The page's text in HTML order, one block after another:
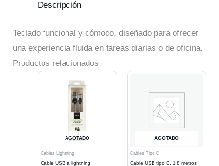
Descripción
Teclado funcional y cómodo, diseñado para ofrecer
una experiencia fluida en tareas diarias o de oficina.
Productos relacionados
AGOTADO
Cables Lightning
Cable USB a lightning
AGOTADO
Cables Tipo C
Cable USB tipo C, 1,8 metros,